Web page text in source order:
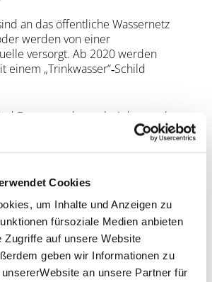
Cookies
um Inhalte und Anzeigen zu
fürsoziale Medien anbieten
Zugriffe auf unsere Website
geben wir Informationen zu
an unsere Partner für
an das öffentliche Wassernetz
werden von einer
versorgt. Ab 2020 werden
einem „Trinkwasser“‐Schild
Brunnenanlagen, bei denen über
das Brunnenwasser per
Kreis bewegt wird. Dieses Wasser,
und Forstamt